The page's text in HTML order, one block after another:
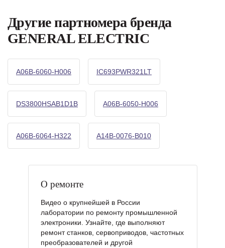
Другие партномера бренда
GENERAL ELECTRIC
A06B-6060-H006 IC693PWR321LT
DS3800HSAB1D1B A06B-6050-H006
A06B-6064-H322 A14B-0076-B010
О ремонте
Видео о крупнейшей в России
лаборатории по ремонту промышленной
электроники. Узнайте, где выполняют
ремонт станков, сервоприводов, частотных
преобразователей и другой